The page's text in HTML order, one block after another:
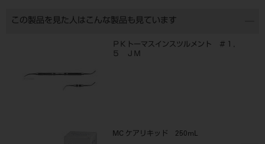
この製品を見た人はこんな製品も見ています
ＰＫトーマスインスツルメント ＃１，
５ ＪＭ
MC ケアリキッド 250mL